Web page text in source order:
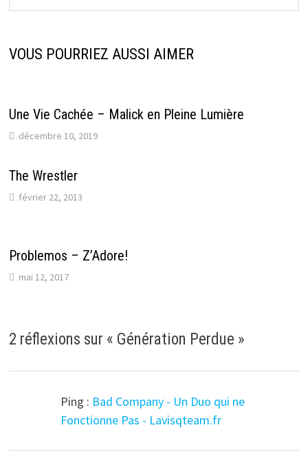
VOUS POURRIEZ AUSSI AIMER
Une Vie Cachée – Malick en Pleine Lumière
décembre 10, 2019
The Wrestler
février 22, 2013
Problemos – Z’Adore!
mai 12, 2017
2 réflexions sur « Génération Perdue »
Ping : Bad Company - Un Duo qui ne
Fonctionne Pas - Lavisqteam.fr